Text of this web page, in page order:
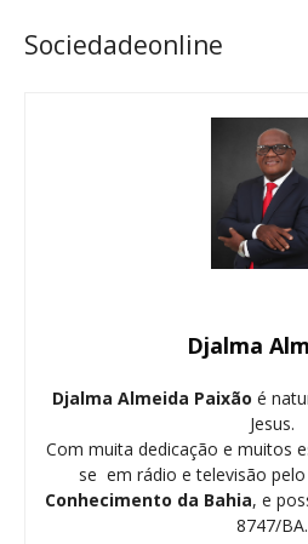
Sociedadeonline
Djalma
Djalma Almeida Paixão é
Jesus.
Com muita dedicação e muitos
se em rádio e televisão pelo
Conhecimento da Bahia, e
8747/BA.